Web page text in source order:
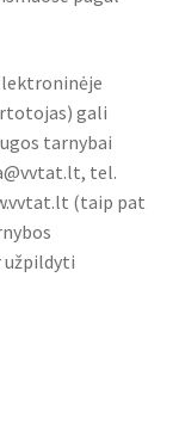
gali
tarnybai
tel.
(taip pat
užpildyti